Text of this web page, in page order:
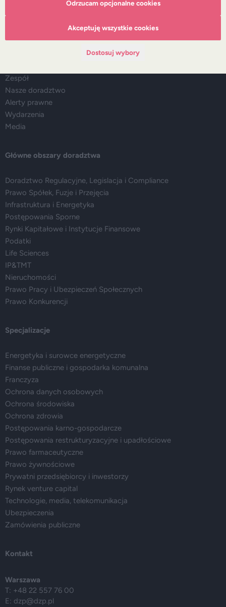
O Kancelarii
Zespół
Nasze doradztwo
Alerty prawne
Wydarzenia
Media
Główne obszary doradztwa
Doradztwo Regulacyjne, Legislacja i Compliance
Prawo Spółek, Fuzje i Przejęcia
Infrastruktura i Energetyka
Postępowania Sporne
Rynki Kapitałowe i Instytucje Finansowe
Podatki
Life Sciences
IP&TMT
Nieruchomości
Prawo Pracy i Ubezpieczeń Społecznych
Prawo Konkurencji
Specjalizacje
Energetyka i surowce energetyczne
Finanse publiczne i gospodarka komunalna
Franczyza
Ochrona danych osobowych
Ochrona środowiska
Ochrona zdrowia
Postępowania karno-gospodarcze
Postępowania restrukturyzacyjne i upadłościowe
Prawo farmaceutyczne
Prawo żywnościowe
Prywatni przedsiębiorcy i inwestorzy
Rynek venture capital
Technologie, media, telekomunikacja
Ubezpieczenia
Zamówienia publiczne
Kontakt
Warszawa
T: +48 22 557 76 00
E: dzp@dzp.pl
Odrzucam opcjonalne cookies
Akceptuję wszystkie cookies
Dostosuj wybory